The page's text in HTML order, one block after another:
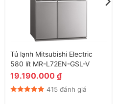
Tủ lạnh Mitsubishi Electric
580 lít MR-L72EN-GSL-V
19.190.000 ₫
415 đánh giá